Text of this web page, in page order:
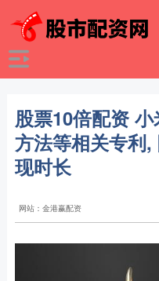
股票10倍配资
方法等相关专利
现时长
网站：金港赢配资